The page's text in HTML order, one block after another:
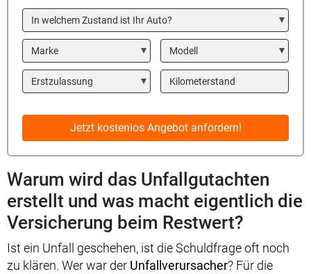
In welchem Zustand ist Ihr Auto?
Marke Modell
Year Kilometerstand
Jetzt kostenlos Angebot anfordern!
Warum wird das Unfallgutachten
erstellt und was macht eigentlich die
Versicherung beim Restwert?
Ist ein Unfall geschehen, ist die Schuldfrage oft noch
zu klären. Wer war der Unfallverursacher? Für die